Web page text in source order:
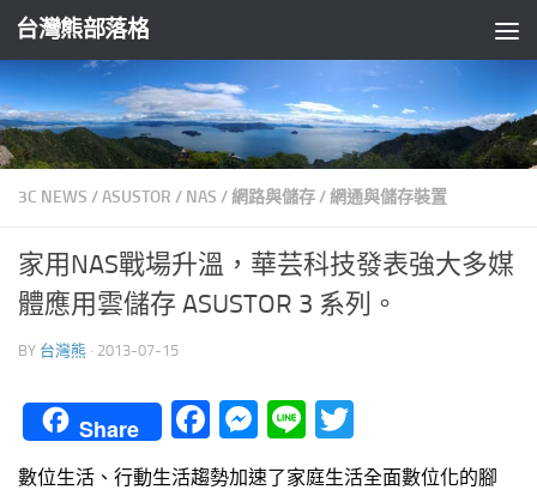
Skip to content
台灣熊部落格
3C NEWS /ASUSTOR / NAS /網路與儲存/網通與儲存裝置
家用NAS戰場升溫，華芸科技發表強大多媒
體應用雲儲存 ASUSTOR 3 系列。
BY 台灣熊 · 2013-07-15
Share Facebook
Messenger
Line
數位生活、行動生活趨勢加速了家庭生活全面數位化的腳